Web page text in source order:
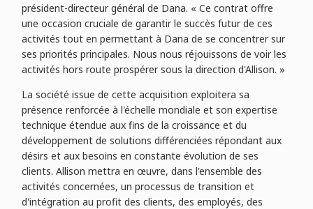
président-directeur général de Dana. « Ce contrat offre
une occasion cruciale de garantir le succès futur de ces
activités tout en permettant à Dana de se concentrer sur
ses priorités principales. Nous nous réjouissons de voir les
activités hors route prospérer sous la direction d'Allison. »
La société issue de cette acquisition exploitera sa
présence renforcée à l'échelle mondiale et son expertise
technique étendue aux fins de la croissance et du
développement de solutions différenciées répondant aux
désirs et aux besoins en constante évolution de ses
clients. Allison mettra en œuvre, dans l'ensemble des
activités concernées, un processus de transition et
d'intégration au profit des clients, des employés, des